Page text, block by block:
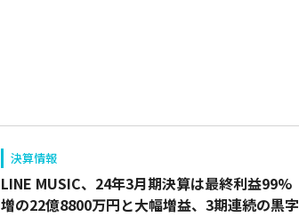
決算情報
LINE MUSIC、24年3月期決算は最終利益99%
増の22億8800万円と大幅増益、3期連続の黒字